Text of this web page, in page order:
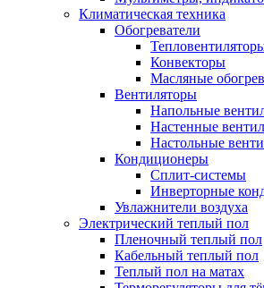
Климатическая техника
Обогреватели
Конвекторы
Масляные
Вентиляторы
Напольные
Настенные
Настольные
Кондиционеры
Сплит-системы
Инверторные
Увлажнители воздуха
Электрический теплый пол
Пленочный теплый пол
Кабельный теплый пол
Теплый пол на матах